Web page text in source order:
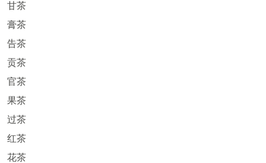
甘茶
膏茶
告茶
贡茶
官茶
果茶
过茶
红茶
花茶